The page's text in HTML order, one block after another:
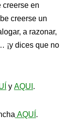
creerse en
creerse un
a razonar,
¡y dices que no
y AQUI .
AQUÍ .